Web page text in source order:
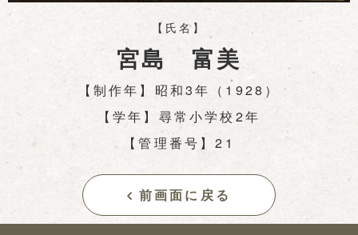
【氏名】
宮島 富美
【制作年】昭和3年（1928）
【学年】尋常小学校2年
【管理番号】21
前画面に戻る